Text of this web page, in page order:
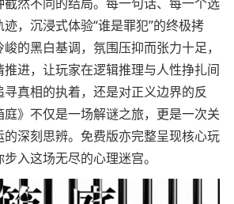
，沉浸式体验“谁是罪犯”的终极拷
的黑白基调，氛围压抑而张力十足，
进，让玩家在逻辑推理与人性挣扎间
真相的执着，还是对正义边界的反
》不仅是一场解谜之旅，更是一次关
深刻思辨。免费版亦完整呈现核心玩
入这场无尽的心理迷宫。